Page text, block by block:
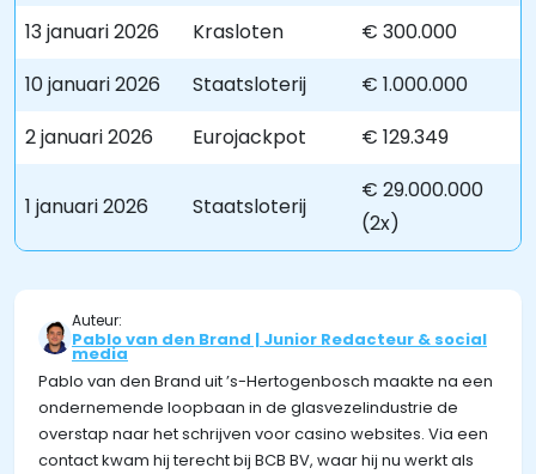
13 januari 2026 Krasloten
€ 300.000
10 januari 2026
Staatsloterij
€ 1.000.000
2 januari 2026
Eurojackpot € 129.349
1 januari 2026 Staatsloterij
€ 29.000.000
(2x)
Auteur:
Pablo van den Brand | Junior Redacteur & social
media
Pablo van den Brand uit ’s-Hertogenbosch maakte na een
ondernemende loopbaan in de glasvezelindustrie de
overstap naar het schrijven voor casino websites. Via een
contact kwam hij terecht bij BCB BV, waar hij nu werkt als